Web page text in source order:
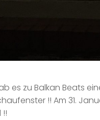
es zu Balkan Beats
!! Am 31.